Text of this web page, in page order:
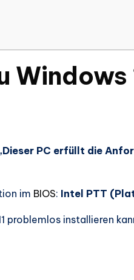
PC erfüllt die
im BIOS: Intel PTT
problemlos installieren